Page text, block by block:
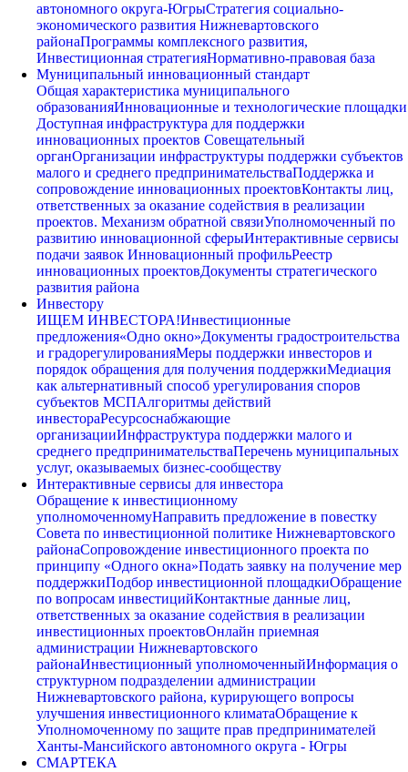
автономного округа-ЮгрыСтратегия социально-
экономического развития Нижневартовского
районаПрограммы комплексного развития,
Инвестиционная стратегияНормативно-правовая база
Муниципальный инновационный стандарт
Общая характеристика муниципального
образованияИнновационные и технологические площадки
Доступная инфраструктура для поддержки
инновационных проектов Совещательный
органОрганизации инфраструктуры поддержки субъектов
малого и среднего предпринимательстваПоддержка и
сопровождение инновационных проектовКонтакты лиц,
ответственных за оказание содействия в реализации
проектов. Механизм обратной связиУполномоченный по
развитию инновационной сферыИнтерактивные сервисы
подачи заявок Инновационный профильРеестр
инновационных проектовДокументы стратегического
развития района
Инвестору
ИЩЕМ ИНВЕСТОРА!Инвестиционные
предложения«Одно окно»Документы градостроительства
и градорегулированияМеры поддержки инвесторов и
порядок обращения для получения поддержкиМедиация
как альтернативный способ урегулирования споров
субъектов МСПАлгоритмы действий
инвестораРесурсоснабжающие
организацииИнфраструктура поддержки малого и
среднего предпринимательстваПеречень муниципальных
услуг, оказываемых бизнес-сообществу
Интерактивные сервисы для инвестора
Обращение к инвестиционному
уполномоченномуНаправить предложение в повестку
Совета по инвестиционной политике Нижневартовского
районаСопровождение инвестиционного проекта по
принципу «Одного окна»Подать заявку на получение мер
поддержкиПодбор инвестиционной площадкиОбращение
по вопросам инвестицийКонтактные данные лиц,
ответственных за оказание содействия в реализации
инвестиционных проектовОнлайн приемная
администрации Нижневартовского
районаИнвестиционный уполномоченныйИнформация о
структурном подразделении администрации
Нижневартовского района, курирующего вопросы
улучшения инвестиционного климатаОбращение к
Уполномоченному по защите прав предпринимателей
Ханты-Мансийского автономного округа - Югры
СМАРТЕКА